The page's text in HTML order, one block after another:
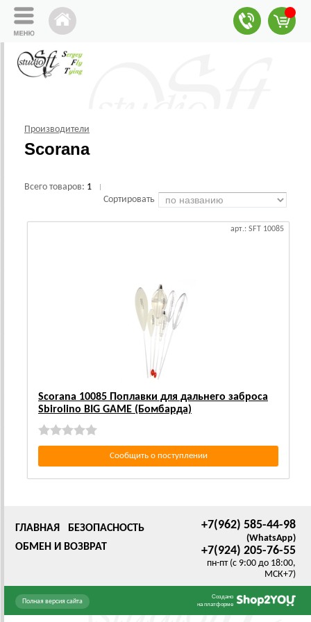
Производители
Scorana
Всего товаров: 1
Сортировать
арт.: SFT 10085
Scorana 10085 Поплавки для дальнего заброса
Sbirolino BIG GAME (Бомбарда)
Сообщить о поступлении
+7(962) 585-44-98
(WhatsApp)
+7(924) 205-76-55
пн-пт (с 9:00 до 18:00,
МСК+7)
ГЛАВНАЯ
БЕЗОПАСНОСТЬ
ОБМЕН И ВОЗВРАТ
Создано
на платформе
Полная версия сайта